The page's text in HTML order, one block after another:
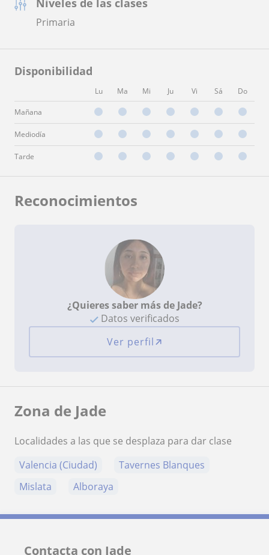
Niveles de las clases
Primaria
Disponibilidad
Lu Ma Mi Ju Vi Sá Do
Mañana
Mediodía
Tarde
Reconocimientos
¿Quieres saber más de Jade?
Datos verificados
Ver perfil
Zona de Jade
Localidades a las que se desplaza para dar clase
Valencia (Ciudad)
Tavernes Blanques
Mislata
Alboraya
Contacta con Jade